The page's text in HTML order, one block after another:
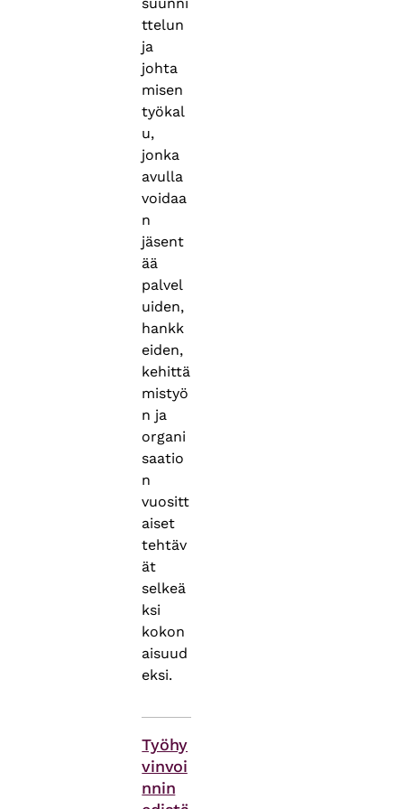
ttelun
ja
johta
misen
työkal
u,
jonka
avulla
voidaa
n
jäsent
ää
palvel
uiden,
hankk
eiden,
kehittä
mistyö
n ja
organi
saatio
n
vuositt
aiset
tehtäv
ät
selkeä
ksi
kokon
aisuud
eksi.
Työhy
vinvoi
nnin